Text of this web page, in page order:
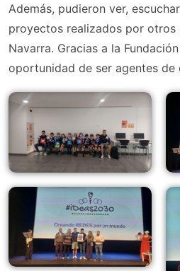
Además, pudieron ver,
proyectos realizados por otros
Navarra. Gracias a la
oportunidad de ser agentes de